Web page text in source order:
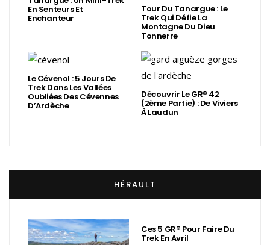
En Senteurs Et
Enchanteur
Tour Du Tanargue : Le
Trek Qui Défie La
Montagne Du Dieu
Tonnerre
Le Cévenol : 5 Jours De
Trek Dans Les Vallées
Oubliées Des Cévennes
D’Ardèche
Découvrir Le GR® 42
(2ème Partie) : De Viviers
À Laudun
HÉRAULT
Ces 5 GR® Pour Faire Du
Trek En Avril